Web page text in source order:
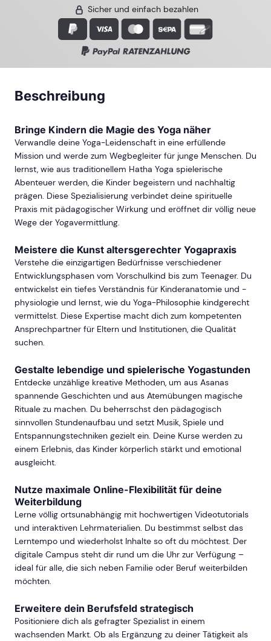
Sicher und einfach bezahlen
Beschreibung
Bringe Kindern die Magie des Yoga näher
Verwandle deine Yoga-Leidenschaft in eine erfüllende
Mission und werde zum Wegbegleiter für junge Menschen. Du
lernst, wie aus traditionellem Hatha Yoga spielerische
Abenteuer werden, die Kinder begeistern und nachhaltig
prägen. Diese Spezialisierung verbindet deine spirituelle
Praxis mit pädagogischer Wirkung und eröffnet dir völlig neue
Wege der Yogavermittlung.
Meistere die Kunst altersgerechter Yogapraxis
Verstehe die einzigartigen Bedürfnisse verschiedener
Entwicklungsphasen vom Vorschulkind bis zum Teenager. Du
entwickelst ein tiefes Verständnis für Kinderanatomie und -
physiologie und lernst, wie du Yoga-Philosophie kindgerecht
vermittelst. Diese Expertise macht dich zum kompetenten
Ansprechpartner für Eltern und Institutionen, die Qualität
suchen.
Gestalte lebendige und spielerische Yogastunden
Entdecke unzählige kreative Methoden, um aus Asanas
spannende Geschichten und aus Atemübungen magische
Rituale zu machen. Du beherrschst den pädagogisch
sinnvollen Stundenaufbau und setzt Musik, Spiele und
Entspannungstechniken gezielt ein. Deine Kurse werden zu
einem Erlebnis, das Kinder körperlich stärkt und emotional
ausgleicht.
Nutze maximale Online-Flexibilität für deine
Weiterbildung
Lerne völlig ortsunabhängig mit hochwertigen Videotutorials
und interaktiven Lehrmaterialien. Du bestimmst selbst das
Lerntempo und wiederholst Inhalte so oft du möchtest. Der
digitale Campus steht dir rund um die Uhr zur Verfügung –
ideal für alle, die sich neben Familie oder Beruf weiterbilden
möchten.
Erweitere dein Berufsfeld strategisch
Positioniere dich als gefragter Spezialist in einem
wachsenden Markt. Ob als Ergänzung zu deiner Tätigkeit als